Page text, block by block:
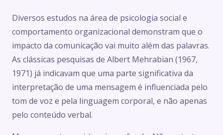
Diversos estudos na área de psicologia social e
comportamento organizacional demonstram que o
impacto da comunicação vai muito além das palavras.
As clássicas pesquisas de Albert Mehrabian (1967,
1971) já indicavam que uma parte significativa da
interpretação de uma mensagem é influenciada pelo
tom de voz e pela linguagem corporal, e não apenas
pelo conteúdo verbal.